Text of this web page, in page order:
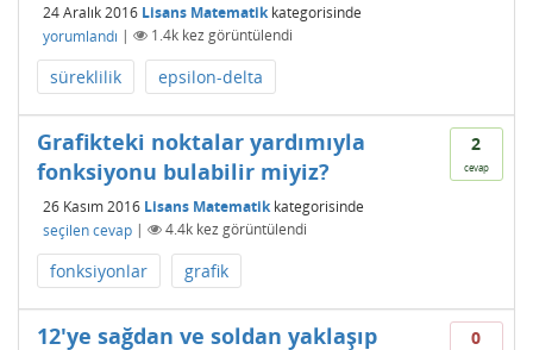
24 Aralık 2016 Lisans Matematik kategorisinde
yorumlandı | 1.4k kez görüntülendi
süreklilik epsilon-delta
2
cevap
Grafikteki noktalar yardımıyla
fonksiyonu bulabilir miyiz?
26 Kasım 2016 Lisans Matematik kategorisinde
seçilen cevap | 4.4k kez görüntülendi
fonksiyonlar grafik
0
12'ye sağdan ve soldan yaklaşıp